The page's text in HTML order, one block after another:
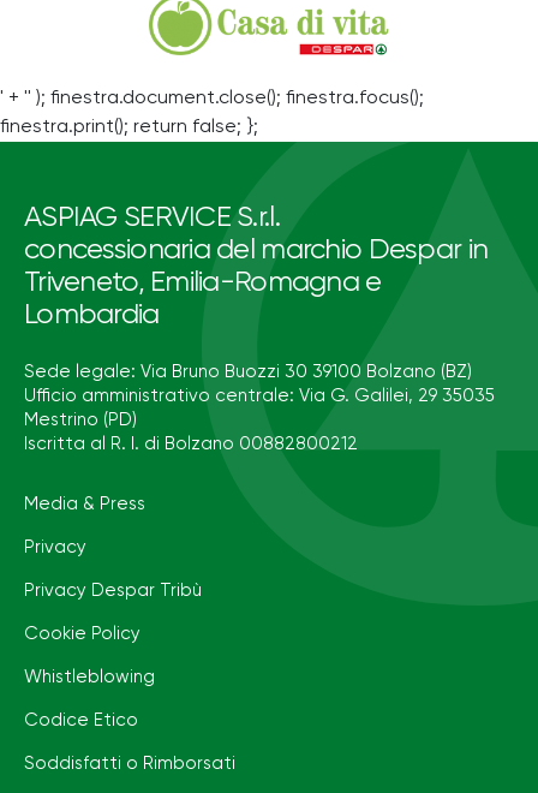
' + '' ); finestra.document.close(); finestra.focus();
finestra.print(); return false; };
ASPIAG SERVICE S.r.l.
concessionaria del marchio Despar in
Triveneto, Emilia-Romagna e
Lombardia
Sede legale: Via Bruno Buozzi 30 39100 Bolzano (BZ)
Ufficio amministrativo centrale: Via G. Galilei, 29 35035
Mestrino (PD)
Iscritta al R. I. di Bolzano 00882800212
Media & Press
Privacy
Privacy Despar Tribù
Cookie Policy
Whistleblowing
Codice Etico
Soddisfatti o Rimborsati